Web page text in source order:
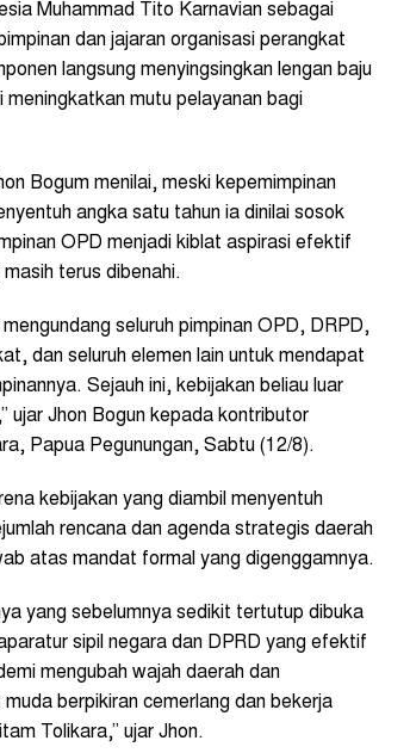
Muhammad Tito Karnavian sebagai
dan jajaran organisasi perangkat
langsung menyingsingkan lengan baju
mutu pelayanan bagi
Bogum menilai, meski kepemimpinan
angka satu tahun ia dinilai sosok
OPD menjadi kiblat aspirasi efektif
terus dibenahi.
seluruh pimpinan OPD, DRPD,
dan seluruh elemen lain untuk mendapat
Sejauh ini, kebijakan beliau luar
ujar Jhon Bogun kepada kontributor
Papua Pegunungan, Sabtu (12/8).
kebijakan yang diambil menyentuh
rencana dan agenda strategis daerah
atas mandat formal yang digenggamnya.
yang sebelumnya sedikit tertutup dibuka
sipil negara dan DPRD yang efektif
mengubah wajah daerah dan
berpikiran cemerlang dan bekerja
Tolikara,” ujar Jhon.